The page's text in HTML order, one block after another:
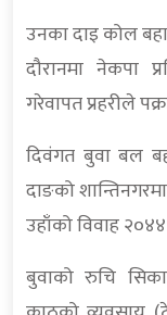
उनका दाइ कोल
दौरानमा नेकपा
गरेवापत प्रहरीले
दिवंगत बुवा बल
दाङको
उहाँको विवाह
बुवाको रुचि